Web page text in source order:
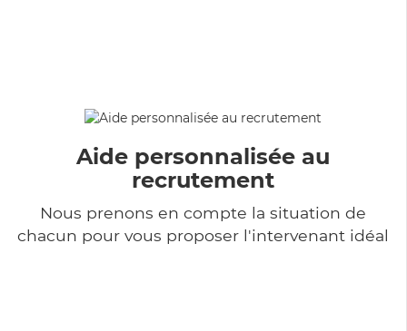
Aide personnalisée au
recrutement
Nous prenons en compte la situation de
chacun pour vous proposer l'intervenant idéal